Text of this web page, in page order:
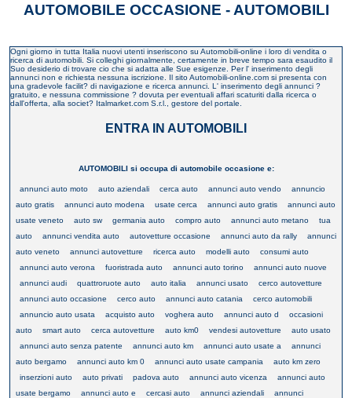
AUTOMOBILE OCCASIONE - AUTOMOBILI
Ogni giorno in tutta Italia nuovi utenti inseriscono su Automobili-online i loro di vendita o
ricerca di automobili. Si colleghi giornalmente, certamente in breve tempo sara esaudito il
Suo desiderio di trovare cio che si adatta alle Sue esigenze. Per l' inserimento degli
annunci non e richiesta nessuna iscrizione. Il sito Automobili-online.com si presenta con
una gradevole facilit? di navigazione e ricerca annunci. L' inserimento degli annunci ?
gratuito, e nessuna commissione ? dovuta per eventuali affari scaturiti dalla ricerca o
dall'offerta, alla societ? Italmarket.com S.r.l., gestore del portale.
ENTRA IN AUTOMOBILI
AUTOMOBILI si occupa di automobile occasione e:
annunci auto moto auto aziendali cerca auto annunci auto vendo
annuncio
auto gratis
annunci auto modena usate cerca annunci auto gratis
annunci auto
usate veneto
auto sw germania auto compro auto annunci auto metano
tua
auto
annunci vendita auto autovetture occasione annunci auto da rally
annunci
auto veneto
annunci autovetture ricerca auto modelli auto
consumi auto
annunci auto verona
fuoristrada auto annunci auto torino
annunci auto nuove
annunci audi
quattroruote auto auto italia annunci usato
cerco autovetture
annunci auto occasione
cerco auto annunci auto catania
cerco automobili
annuncio auto usata
acquisto auto voghera auto annunci auto d
occasioni
auto
smart auto cerca autovetture auto km0 vendesi autovetture
auto usato
annunci auto senza patente
annunci auto km annunci auto usate a
annunci
auto bergamo
annunci auto km 0 annunci auto usate campania
auto km zero
inserzioni auto
auto privati padova auto annunci auto vicenza
annunci auto
usate bergamo
annunci auto e cercasi auto annunci aziendali
annunci